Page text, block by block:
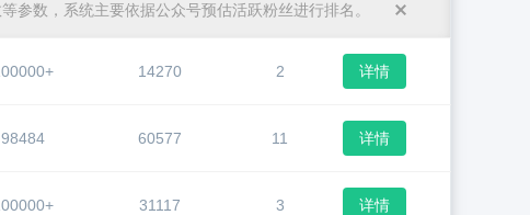
参数，系统主要依据公众号预估活跃粉丝进行排名。
14270 2 详情
98484 60577 11 详情
31117 3 详情